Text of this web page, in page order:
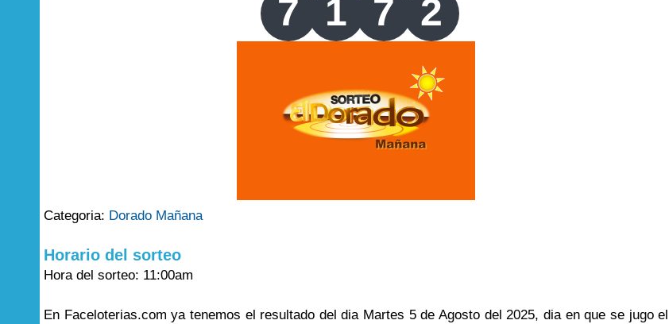
7 1 7 2
Categoria: Dorado Mañana
Horario del sorteo
Hora del sorteo: 11:00am
En Faceloterias.com ya tenemos el resultado del dia Martes 5 de Agosto del 2025, dia en que se jugo el